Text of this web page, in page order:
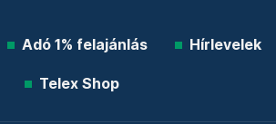
Adó 1% felajánlás Hírlevelek
Telex Shop